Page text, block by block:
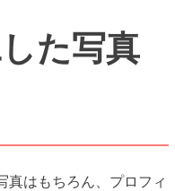
た写真
真はもちろん、プロフィ